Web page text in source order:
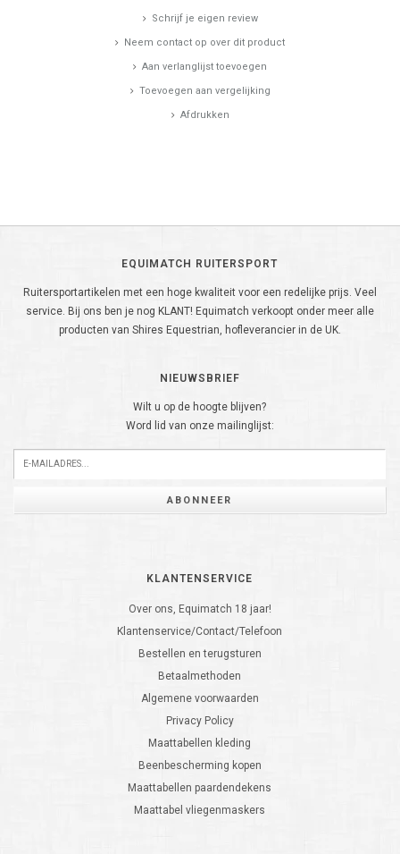
Schrijf je eigen review
Neem contact op over dit product
Aan verlanglijst toevoegen
Toevoegen aan vergelijking
Afdrukken
EQUIMATCH RUITERSPORT
Ruitersportartikelen met een hoge kwaliteit voor een redelijke prijs. Veel
service. Bij ons ben je nog KLANT! Equimatch verkoopt onder meer alle
producten van Shires Equestrian, hofleverancier in de UK.
NIEUWSBRIEF
Wilt u op de hoogte blijven?
Word lid van onze mailinglijst:
ABONNEER
KLANTENSERVICE
Over ons, Equimatch 18 jaar!
Klantenservice/Contact/Telefoon
Bestellen en terugsturen
Betaalmethoden
Algemene voorwaarden
Privacy Policy
Maattabellen kleding
Beenbescherming kopen
Maattabellen paardendekens
Maattabel vliegenmaskers